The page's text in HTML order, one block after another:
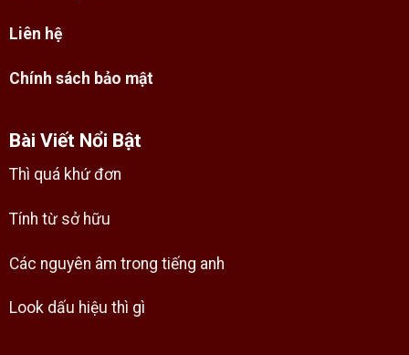
Liên hệ
Chính sách bảo mật
Bài Viết Nổi Bật
Thì quá khứ đơn
Tính từ sở hữu
Các nguyên âm trong tiếng anh
Look dấu hiệu thì gì